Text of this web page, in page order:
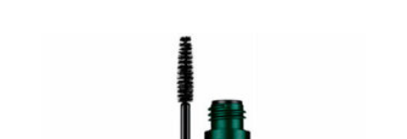
13,48€
17,82€